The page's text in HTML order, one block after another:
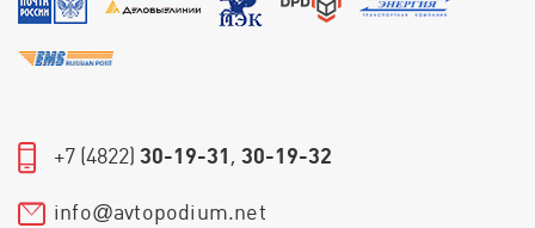
+7 (4822) 30-19-31, 30-19-32
info@avtopodium.net